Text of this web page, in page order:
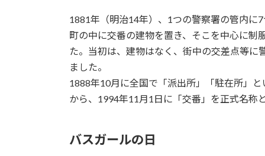
1881年（明治14年）、1つの警察署の管内に
町の中に交番の建物を置き、そこを中心に
た。当初は、建物はなく、街中の交差点等
ました。
1888年10月に全国で「派出所」「駐在所」
から、1994年11月1日に「交番」を正式名称
バスガールの日